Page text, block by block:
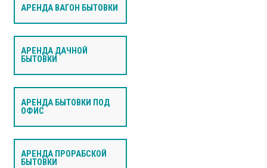
АРЕНДА ВАГОН БЫТОВКИ
АРЕНДА ДАЧНОЙ
БЫТОВКИ
АРЕНДА БЫТОВКИ ПОД
ОФИС
АРЕНДА ПРОРАБСКОЙ
БЫТОВКИ